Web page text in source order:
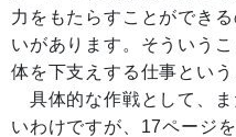
力をもたらすことができ
いがあります。そういう
体を下支えする仕事という
具体的な作戦として、ま
いわけですが、17ページ